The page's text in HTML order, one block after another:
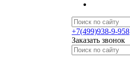
+7(499)938-9-958
Заказать звонок